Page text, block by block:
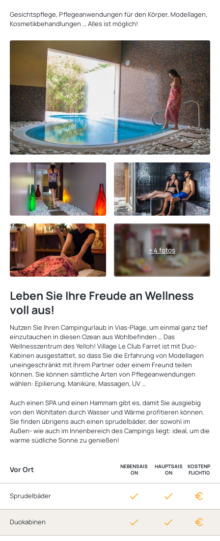
Gesichtspflege, Pflegeanwendungen für den Körper, Modellagen,
Kosmetikbehandlungen … Alles ist möglich!
+ 4 fotos
Leben Sie Ihre Freude an Wellness
voll aus!
Nutzen Sie Ihren Campingurlaub in Vias-Plage, um einmal ganz tief
einzutauchen in diesen Ozean aus Wohlbefinden … Das
Wellnesszentrum des Yelloh! Village Le Club Farret ist mit Duo-
Kabinen ausgestattet, so dass Sie die Erfahrung von Modellagen
uneingeschränkt mit Ihrem Partner oder einem Freund teilen
können. Sie können sämtliche Arten von Pflegeanwendungen
wählen: Epilierung, Maniküre, Massagen, UV …
Auch einen SPA und einen Hammam gibt es, damit Sie ausgiebig
von den Wohltaten durch Wasser und Wärme profitieren können.
Sie finden übrigens auch einen sprudelbäder, der sowohl im
Außen- wie auch im Innenbereich des Campings liegt: ideal, um die
warme südliche Sonne zu genießen!
Vor Ort
NEBENSAIS
ON
HAUPTSAIS
ON
KOSTENP
FLICHTIG
Sprudelbäder
Duokabinen